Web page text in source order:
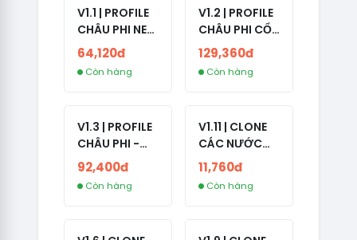
V1.1 | PROFILE
CHÂU PHI NEW
- NO 2FA - ĐA
SỐ BẠN BÈ
CAO
64,120đ
Còn hàng
V1.2 | PROFILE
CHÂU PHI CỔ
- NO 2FA -
LIVE ADS -
NĂM TẠO
129,360đ
Còn hàng
V1.3 | PROFILE
CHÂU PHI -
NO 2FA - LIVE
ADS
92,400đ
Còn hàng
V1.11 | CLONE
CÁC NƯỚC
CÓ 2FA -
INDIA - HÀNG
1 HOTMAIL
11,760đ
Còn hàng